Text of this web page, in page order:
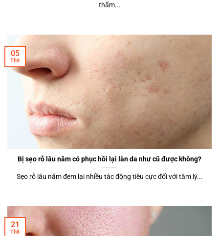
thẩm...
Bị sẹo rỗ lâu năm có phục hồi lại làn da như cũ được không?
Sẹo rỗ lâu năm đem lại nhiều tác động tiêu cực đối với tâm lý...
05
Th9
21
Th8